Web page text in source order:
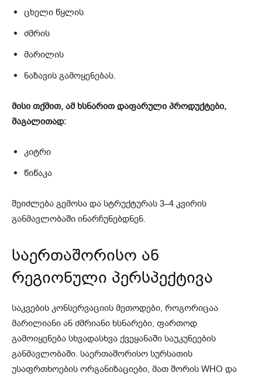
ცხელი წყლის
ძმრის
მარილის
ნაზავის გამოყენებას.
მისი თქმით, ამ ხსნარით დაფარული პროდუქტები,
მაგალითად:
კიტრი
წიწაკა
შეიძლება გემოსა და სტრუქტურას 3–4 კვირის
განმავლობაში ინარჩუნებდნენ.
საერთაშორისო ან
რეგიონული პერსპექტივა
საკვების კონსერვაციის მეთოდები, როგორიცაა
მარილიანი ან ძმრიანი ხსნარები, ფართოდ
გამოიყენება სხვადასხვა ქვეყანაში საუკუნეების
განმავლობაში. საერთაშორისო სურსათის
უსაფრთხოების ორგანიზაციები, მათ შორის WHO და